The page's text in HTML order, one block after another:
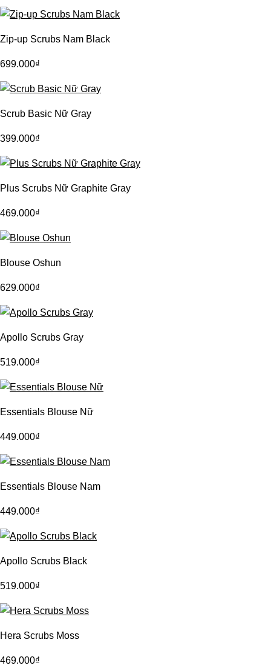
Zip-up Scrubs Nam Black
699.000₫
Scrub Basic Nữ Gray
399.000₫
Plus Scrubs Nữ Graphite Gray
469.000₫
Blouse Oshun
629.000₫
Apollo Scrubs Gray
519.000₫
Essentials Blouse Nữ
449.000₫
Essentials Blouse Nam
449.000₫
Apollo Scrubs Black
519.000₫
Hera Scrubs Moss
469.000₫